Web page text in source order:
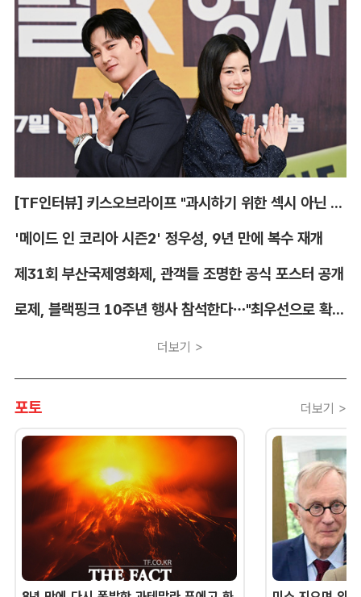
[TF인터뷰] 키스오브라이프 "과시하기 위한 섹시 아닌 당당함"
'메이드 인 코리아 시즌2' 정우성, 9년 만에 복수 재개
제31회 부산국제영화제, 관객들 조명한 공식 포스터 공개
로제, 블랙핑크 10주년 행사 참석한다…"최우선으로 확정"
더보기 >
포토 더보기 >